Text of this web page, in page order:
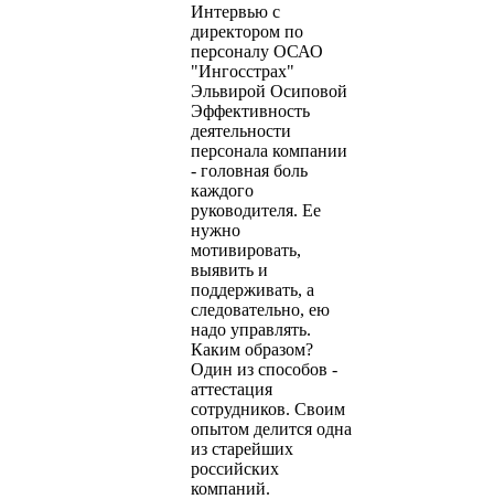
Интервью с
директором по
персоналу ОСАО
"Ингосстрах"
Эльвирой Осиповой
Эффективность
деятельности
персонала компании
- головная боль
каждого
руководителя. Ее
нужно
мотивировать,
выявить и
поддерживать, а
следовательно, ею
надо управлять.
Каким образом?
Один из способов -
аттестация
сотрудников. Своим
опытом делится одна
из старейших
российских
компаний.